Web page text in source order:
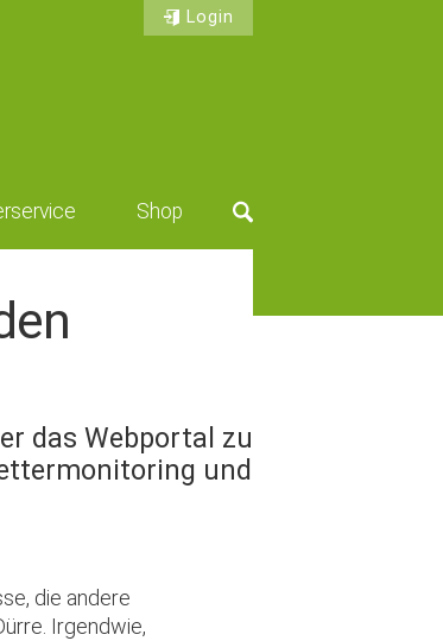
Login
Shop Suche
das Webportal zu
und
die andere
Irgendwie,